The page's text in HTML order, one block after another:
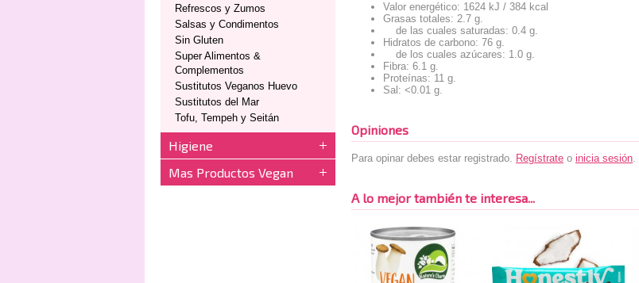
Refrescos y Zumos
Salsas y Condimentos
Sin Gluten
Super Alimentos &
Complementos
Sustitutos Veganos Huevo
Sustitutos del Mar
Tofu, Tempeh y Seitán
Higiene
Mas Productos Vegan
Valor energético: 1624 kJ / 384 kcal
Grasas totales: 2.7 g.
de las cuales saturadas: 0.4 g.
Hidratos de carbono: 76 g.
de los cuales azúcares: 1.0 g.
Fibra: 6.1 g.
Proteínas: 11 g.
Sal: <0.01 g.
Opiniones
Para opinar debes estar registrado. Regístrate o inicia sesión.
A lo mejor también te interesa...